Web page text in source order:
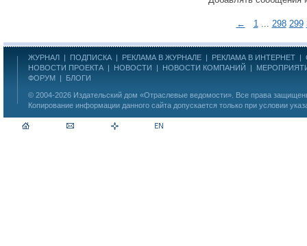
← 1... 298 299
ЖУРНАЛ | ПОДПИСКА | РЕКЛАМА В ЖУРНАЛЕ | РЕКЛАМА В ИНТЕРНЕТ |
НОВОСТИ ПРОЕКТА | НОВОСТИ | НОВОСТИ КОМПАНИЙ |
ФОРУМ | БЛОГИ
© 2004-2026 Издательский дом «Отраслевые ведомости» . Все права
Копирование информации данного сайта допускается только при условии